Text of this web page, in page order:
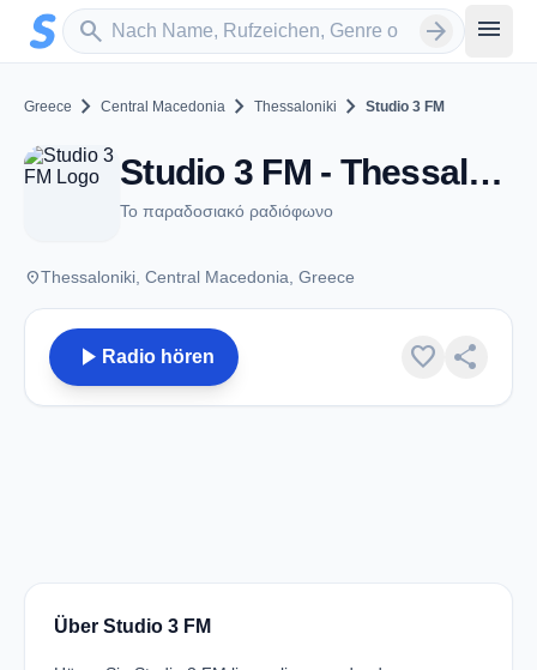
Zum Hauptinhalt springen
search
Sender suchen arrow_forward menu
Greece chevron_right Central Macedonia chevron_right Thessaloniki chevron_right Studio 3 FM
Studio 3 FM - Thessaloniki
Το παραδοσιακό ραδιόφωνο
placeThessaloniki, Central Macedonia, Greece
play_arrow Radio hören favorite share
Über Studio 3 FM